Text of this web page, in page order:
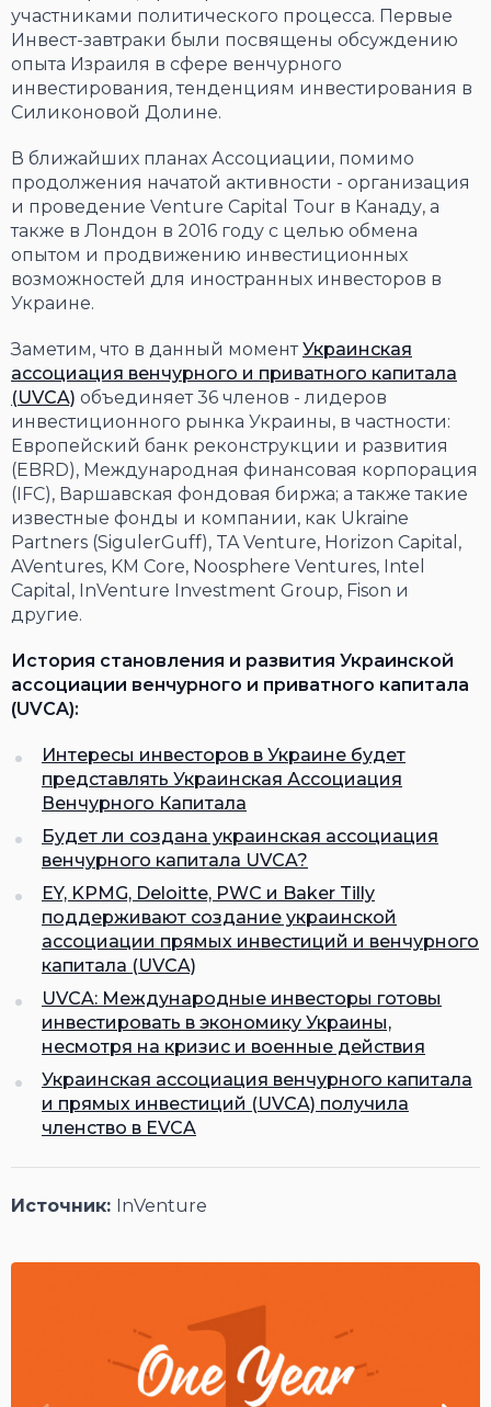
участниками политического процесса. Первые
Инвест-завтраки были посвящены обсуждению
опыта Израиля в сфере венчурного
инвестирования, тенденциям инвестирования в
Силиконовой Долине.
В ближайших планах Ассоциации, помимо
продолжения начатой активности - организация
и проведение Venture Capital Tour в Канаду, а
также в Лондон в 2016 году с целью обмена
опытом и продвижению инвестиционных
возможностей для иностранных инвесторов в
Украине.
Заметим, что в данный моментУкраинская
ассоциация венчурного и приватного капитала
(UVCA) объединяет 36 членов - лидеров
инвестиционного рынка Украины, в частности:
Европейский банк реконструкции и развития
(EBRD), Международная финансовая корпорация
(IFC), Варшавская фондовая биржа; а также такие
известные фонды и компании, как Ukraine
Partners (SigulerGuff), TA Venture, Horizon Capital,
AVentures, KM Core, Noosphere Ventures, Intel
Capital, InVenture Investment Group, Fison и
другие.
История становления и развития Украинской
ассоциации венчурного и приватного капитала
(UVCA):
Интересы инвесторов в Украине будет
представлять Украинская Ассоциация
Венчурного Капитала
Будет ли создана украинская ассоциация
венчурного капитала UVCA?
EY, KPMG, Deloitte, PWC и Baker Tilly
поддерживают создание украинской
ассоциации прямых инвестиций и венчурного
капитала (UVCA)
UVCA: Международные инвесторы готовы
инвестировать в экономику Украины,
несмотря на кризис и военные действия
Украинская ассоциация венчурного капитала
и прямых инвестиций (UVCA) получила
членство в EVCA
Источник: InVenture